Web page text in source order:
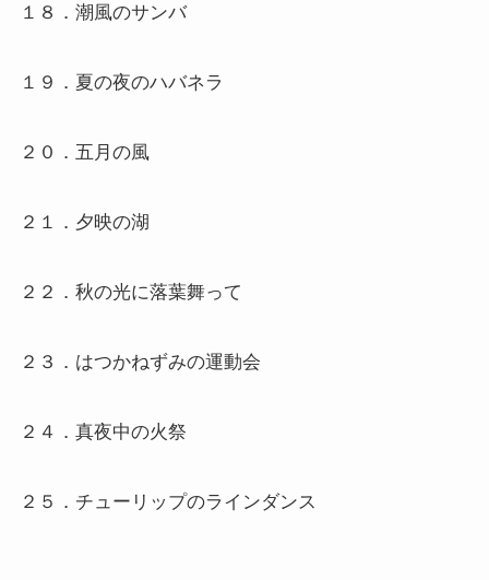
１８．潮風のサンバ
１９．夏の夜のハバネラ
２０．五月の風
２１．夕映の湖
２２．秋の光に落葉舞って
２３．はつかねずみの運動会
２４．真夜中の火祭
２５．チューリップのラインダンス